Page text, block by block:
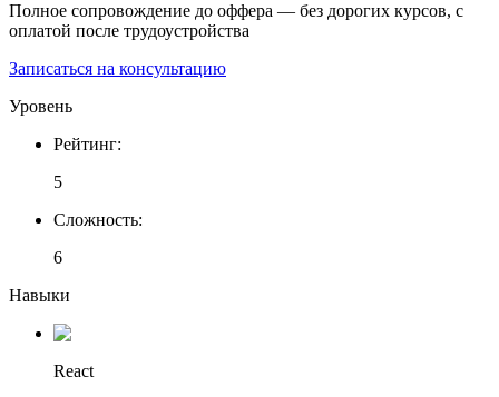
Полное сопровождение до оффера — без дорогих курсов, с
оплатой после трудоустройства
Записаться на консультацию
Уровень
Рейтинг:
5
Сложность:
6
Навыки
React